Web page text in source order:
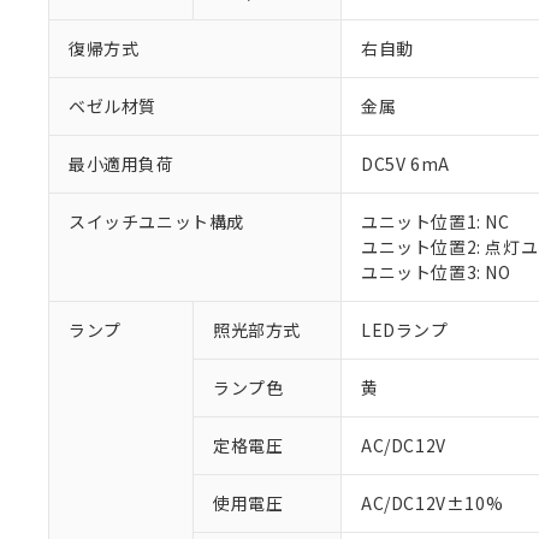
復帰方式 右自動
ベゼル材質 金属
最小適用負荷 DC5V 6mA
スイッチユニット構成
ユニット位置1: NC
ユニット位置2: 点灯
ユニット位置3: NO
ランプ 照光部方式 LEDランプ
ランプ色 黄
定格電圧 AC/DC12V
使用電圧 AC/DC12V±10%
※1 対応状況